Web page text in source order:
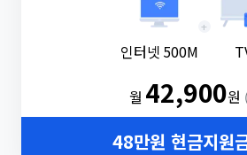
인터넷 500M
+
월 42,900원
48만원 현금지원